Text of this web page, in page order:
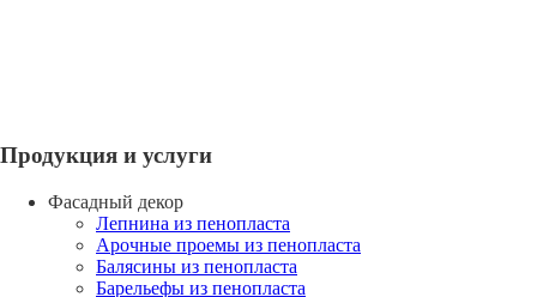
Продукция и услуги
Фасадный декор
Лепнина из пенопласта
Арочные проемы из пенопласта
Балясины из пенопласта
Барельефы из пенопласта